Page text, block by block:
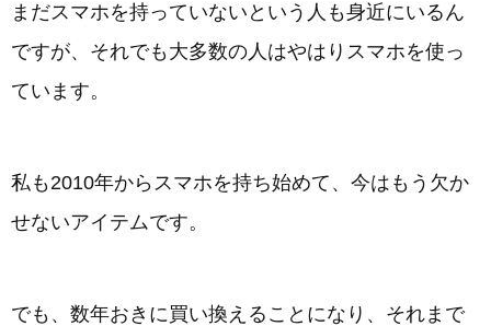
まだスマホを持っていないという人も身近にいるん
ですが、それでも大多数の人はやはりスマホを使っ
ています。
私も2010年からスマホを持ち始めて、今はもう欠か
せないアイテムです。
でも、数年おきに買い換えることになり、それまで